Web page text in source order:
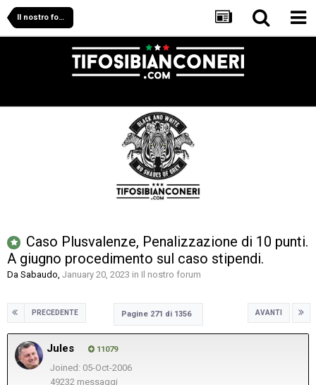
Il nostro forum
Caso Plusvalenze, Penalizzazione di 10 punti.
A giugno procedimento sul caso stipendi.
Da Sabaudo, January 20, 2023 in Il nostro forum
PRECEDENTE AVANTI
Pagine 271 di 1356
Jules 11079
Joined: 05-Oct-2006
49232 messaggi